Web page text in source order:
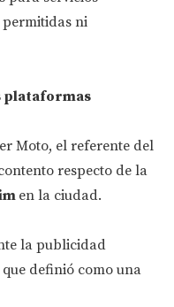
permitidas ni
plataformas
Moto, el referente del
respecto de la
en la ciudad.
la publicidad
definió como una